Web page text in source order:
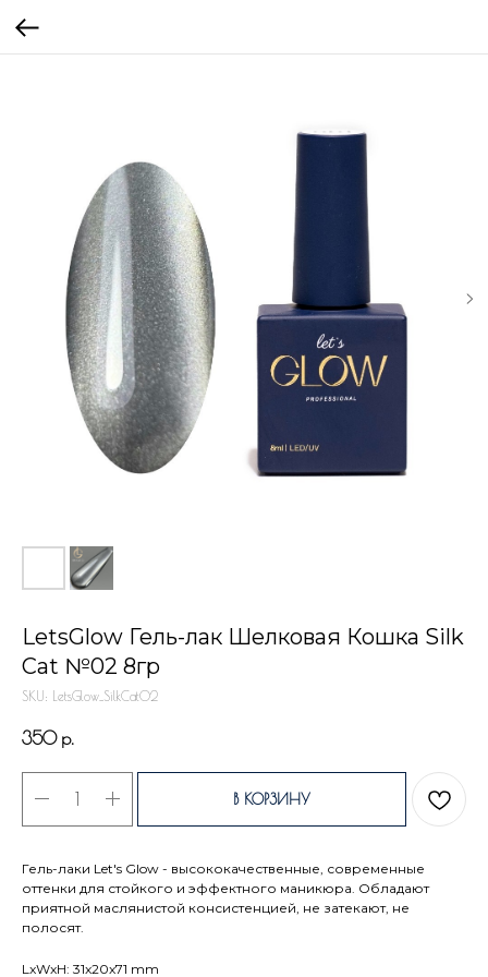
LetsGlow Гель-лак Шелковая Кошка Silk
Cat №02 8гр
SKU: LetsGlow_SilkCat02
350 р.
В КОРЗИНУ
Гель-лаки Let's Glow - высококачественные, современные
оттенки для стойкого и эффектного маникюра. Обладают
приятной маслянистой консистенцией, не затекают, не
полосят.
LxWxH: 31x20x71 mm